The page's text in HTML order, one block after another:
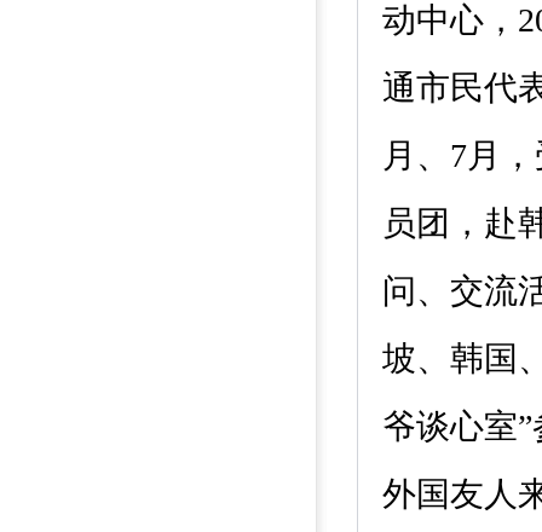
动中心 ，
通市民代
月、7月
员团，赴
问、交流
坡、韩国
爷谈心室
外国友人